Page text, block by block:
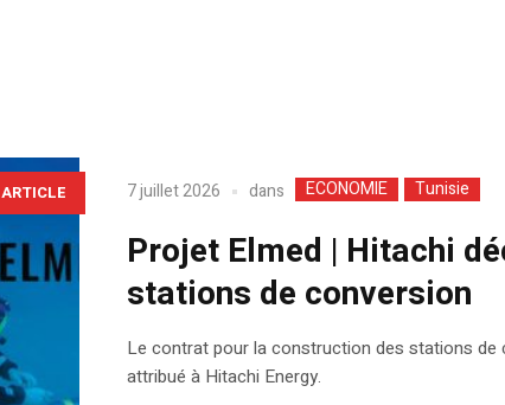
ARTICLE 7 juillet 2026 dans ECONOMIE Tunisie
Projet Elmed | Hitachi
stations de conversion
Le contrat pour la construction des stations de
attribué à Hitachi Energy.